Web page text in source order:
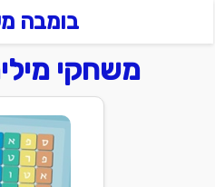
בומבה
משחקי